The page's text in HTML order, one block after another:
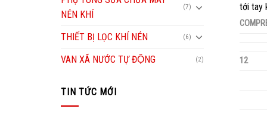
tới tay
12
NÉN KHÍ
(7)
THIẾT BỊ LỌC KHÍ NÉN (6)
VAN XÃ NƯỚC TỰ ĐỘNG (2)
TIN TỨC MỚI